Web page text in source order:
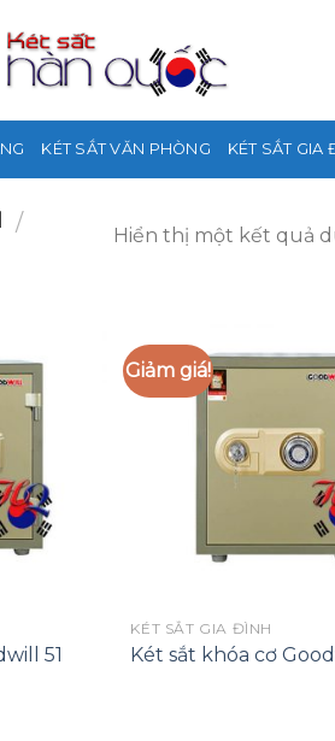
KÉT SẮT VĂN PHÒNG KÉT SẮT GIA
/
Hiển thị một kết quả
Wishlist
51
Giảm giá!
KÉT SẮT GIA ĐÌNH
Két sắt khóa cơ